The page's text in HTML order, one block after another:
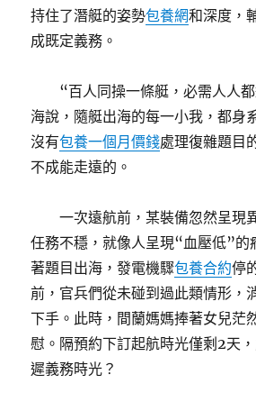
持住了潛艇的姿勢包養網和深度，
成既定義務。
“百人同操一條艇，必需人人
海說，隨艇出海的每一小我，都身
沒有包養一個月價錢處理復雜題目
不成能走遠的。
一次遠航前，某裝備忽然呈現
任務不穩，就像人呈現“血壓低”的
著題目出海，發電機驟包養合約停
前，官兵們從未碰到過此類情形，
下手。此時，間蘭媽媽捧著女兒茫
慰。隔預約下訂起航時光僅剩2天
遲義務時光？